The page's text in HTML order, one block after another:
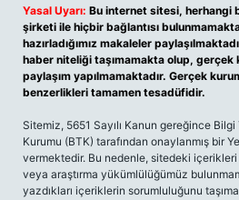
Yasal Uyarı: Bu internet sitesi, herhangi
şirketi ile hiçbir bağlantısı
hazırladığımız makaleler
haber niteliği taşımamakta olup, gerçek
paylaşım yapılmamaktadır. Gerçek
benzerlikleri tamamen tesadüfidir.
Sitemiz, 5651 Sayılı Kanun gereğince
Kurumu (BTK) tarafından onaylanmış bir
vermektedir. Bu nedenle, sitedeki
veya araştırma yükümlülüğümüz
yazdıkları içeriklerin sorumluluğunu